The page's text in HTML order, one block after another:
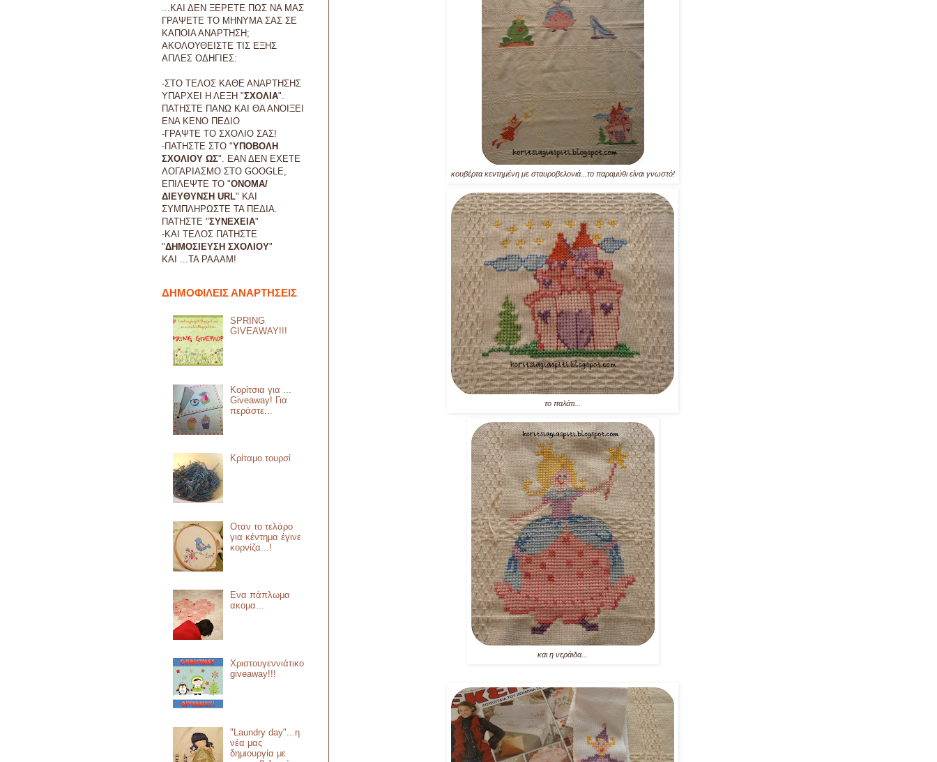
κουβέρτα κεντημένη με σταυροβελονιά...το παραμύθι είναι γνωστό!
το παλάτι...
και η νεράιδα...
...ΚΑΙ ΔΕΝ ΞΕΡΕΤΕ ΠΩΣ ΝΑ ΜΑΣ
ΓΡΑΨΕΤΕ ΤΟ ΜΗΝΥΜΑ ΣΑΣ ΣΕ
ΚΑΠΟΙΑ ΑΝΑΡΤΗΣΗ;
ΑΚΟΛΟΥΘΕΙΣΤΕ ΤΙΣ ΕΞΗΣ
ΑΠΛΕΣ ΟΔΗΓΙΕΣ:
-ΣΤΟ ΤΕΛΟΣ ΚΑΘΕ ΑΝΑΡΤΗΣΗΣ
ΥΠΑΡΧΕΙ Η ΛΕΞΗ "ΣΧΟΛΙΑ".
ΠΑΤΗΣΤΕ ΠΑΝΩ ΚΑΙ ΘΑ ΑΝΟΙΞΕΙ
ΕΝΑ ΚΕΝΟ ΠΕΔΙΟ
-ΓΡΑΨΤΕ ΤΟ ΣΧΟΛΙΟ ΣΑΣ!
-ΠΑΤΗΣΤΕ ΣΤΟ "ΥΠΟΒΟΛΗ
ΣΧΟΛΙΟΥ ΩΣ". ΕΑΝ ΔΕΝ ΕΧΕΤΕ
ΛΟΓΑΡΙΑΣΜΟ ΣΤΟ GOOGLE,
ΕΠΙΛΕΨΤΕ ΤΟ "ΟΝΟΜΑ/
ΔΙΕΥΘΥΝΣΗ URL" ΚΑΙ
ΣΥΜΠΛΗΡΩΣΤΕ ΤΑ ΠΕΔΙΑ.
ΠΑΤΗΣΤΕ "ΣΥΝΕΧΕΙΑ"
-ΚΑΙ ΤΕΛΟΣ ΠΑΤΗΣΤΕ
"ΔΗΜΟΣΙΕΥΣΗ ΣΧΟΛΙΟΥ"
ΚΑΙ ...ΤΑ ΡΑΑΑΜ!
ΔΗΜΟΦΙΛΕΙΣ ΑΝΑΡΤΗΣΕΙΣ
SPRING
GIVEAWAY!!!
Κορίτσια για ...
Giveaway! Για
περάστε...
Κρίταμο τουρσί
Οταν το τελάρο
για κέντημα έγινε
κορνίζα...!
Ενα πάπλωμα
ακομα...
Χριστουγεννιάτικο
giveaway!!!
"Laundry day"...η
νέα μας
δημιουργία με